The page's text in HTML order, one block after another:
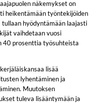
näkemykset on
heikentämään työntekijöiden
hyödyntämään laajasti
vaihdetaan vuosi
40 prosenttia työsuhteista
lisää
lyhentäminen ja
Muutoksen
tuleva lisääntymään ja